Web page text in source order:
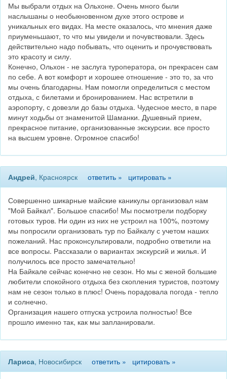
Мы выбрали отдых на Ольхоне. Очень много были
наслышаны о необыкновенном духе этого острове и
уникальных его видах. На месте оказалось, что мнения даже
приуменьшают, то что мы увидели и почувствовали. Здесь
действительно надо побывать, что оценить и прочувствовать
это красоту и силу.
Конечно, Ольхон - не заслуга туроператора, он прекрасен сам
по себе. А вот комфорт и хорошее отношение - это то, за что
мы очень благодарны. Нам помогли определиться с местом
отдыха, с билетами и бронированием. Нас встретили в
аэропорту, с довезли до базы отдыха. Чудесное место, в паре
минут ходьбы от знаменитой Шаманки. Душевный прием,
прекрасное питание, организованные экскурсии. все просто
на высшем уровне. Огромное спасибо!
Андрей, Красноярск ответить » цитировать »
Совершенно шикарные майские каникулы организовал нам
"Мой Байкал". Большое спасибо! Мы посмотрели подборку
готовых туров. Ни один из них не устроил на 100%, поэтому
мы попросили организовать тур по Байкалу с учетом наших
пожеланий. Нас проконсультировали, подробно ответили на
все вопросы. Рассказали о вариантах экскурсий и жилья. И
получилось все просто замечательно!
На Байкале сейчас конечно не сезон. Но мы с женой большие
любители спокойного отдыха без скопления туристов, поэтому
нам не сезон только в плюс! Очень порадовала погода - тепло
и солнечно.
Организация нашего отпуска устроила полностью! Все
прошло именно так, как мы запланировали.
Лариса, Новосибирск ответить » цитировать »